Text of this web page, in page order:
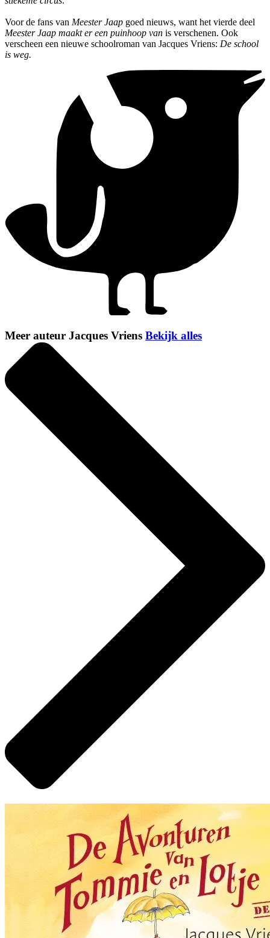
Voor de fans van Meester Jaap goed nieuws, want het vierde deel
Meester Jaap maakt er een puinhoop van is verschenen. Ook
verscheen een nieuwe schoolroman van Jacques Vriens: De school
is weg.
Meer auteur Jacques Vriens Bekijk alles